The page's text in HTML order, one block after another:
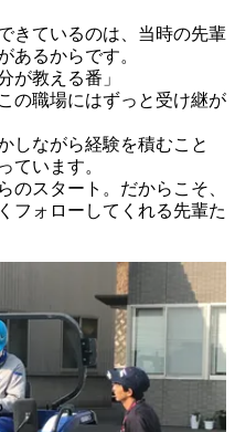
きているのは、当時の先輩
あるからです。
が教える番」
の職場にはずっと受け継が
しながら経験を積むこと
ています。
のスタート。だからこそ、
フォローしてくれる先輩た